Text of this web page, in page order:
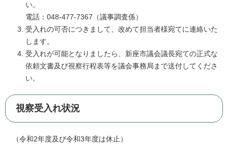
い。
電話：048-477-7367（議事調査係）
受入れの可否につきまして、改めて担当者様宛てに連絡いた
します。
受入れが可能となりましたら、新座市議会議長宛ての正式な
依頼文書及び視察行程表等を議会事務局まで送付してくださ
い。
視察受入れ状況
（令和2年度及び令和3年度は休止）